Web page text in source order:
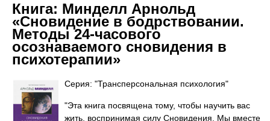
Книга: Минделл Арнольд
«Сновидение в бодрствовании.
Методы 24-часового
осознаваемого сновидения в
психотерапии»
Серия: "Трансперсональная психология"
"Эта книга посвящена тому, чтобы научить вас
жить, воспринимая силу Сновидения. Мы вместе